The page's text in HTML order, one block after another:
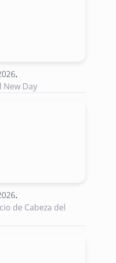
.
New Day
.
de Cabeza del